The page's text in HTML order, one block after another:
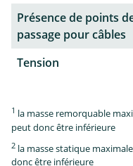
Présence de points
passage pour câbles
Tension
1 la masse remorquable
peut donc être inférieure
2 la masse statique
donc être inférieure